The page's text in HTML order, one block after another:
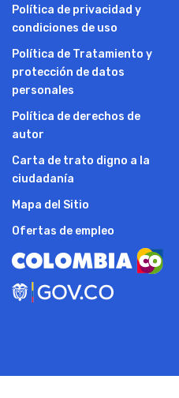
Política de privacidad y
condiciones de uso
Política de Tratamiento y
protección de datos
personales
Política de derechos de
autor
Carta de trato digno a la
ciudadanía
Mapa del Sitio
Ofertas de empleo